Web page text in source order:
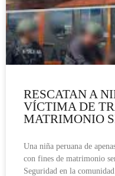
RESCATAN A
VÍCTIMA DE
MATRIMONIO
Una niña peruana de
con fines de matrimonio
Seguridad en la